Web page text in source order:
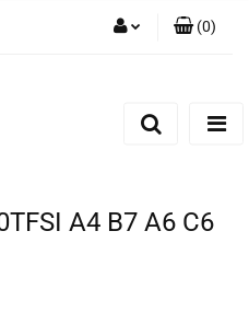
(0)
A4 B7 A6 C6